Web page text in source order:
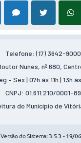
Telefone: (17) 3642-9000
Nunes, nº 680,
– Sex | 07h às 11h | 13h
CNPJ: 01.611.210/0001-89
do Município de
Versão do Sistema: 3.5.3 - 19/